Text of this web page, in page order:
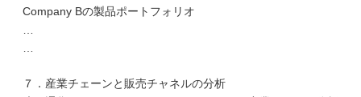
Company Bの製品ポートフォリオ
７．産業チェーンと販売チャネルの分析